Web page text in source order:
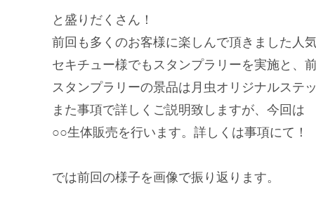
と盛りだくさん！
前回も多くのお客様に楽しんで頂きました人
セキチュー様でもスタンプラリーを実施と、
スタンプラリーの景品は月虫オリジナルステ
また事項で詳しくご説明致しますが、今回は
○○生体販売を行います。詳しくは事項にて！
では前回の様子を画像で振り返ります。